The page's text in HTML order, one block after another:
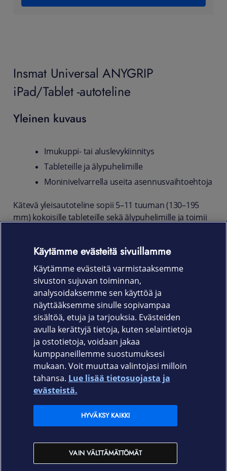
Insmat Universal ANYGRIP
iPad/Tablet -autoteline
Yleinen kuvaus
Imukuppi- tai aluslevykiinnitys
Tableteille ja älypuhelimille
Moninivelvarrella useita asennusvaihtoehtoja
Kätevä yleisautoteline sopii 5–11 tuuman (130–195
mm) kokoisille tableteille sekä älypuhelimille ja toimii
on moninivelvarsi, joka mahdollistaa useita eri
asennusvaihtoehtoja ja takaa sinulle parhaan tavan
katsella ja käyttää tablettiasi tai älypuhelintasi.
Mukana on myös värinää vaimentava "sieni".
Tuotekoodi: 580-7030
Elisa.fi
Elisan myymälät
Käytämme evästeitä sivuillamme
Käytämme evästeitä varmistaaksemme
sivuston sujuvan toiminnan,
analysoidaksemme sen käyttöä ja
näyttääksemme sinulle sopivampaa
sisältöä, etuja ja tarjouksia. Evästeiden
avulla kerättyjä tietoja, kuten selaintietoja
ja ostotietoja, voidaan jakaa
kumppaneillemme suostumuksesi
mukaan. Voit muuttaa valintojasi milloin
tahansa. Lue lisää tietosuojasta ja
evästeistä.
VAIN VÄLTTÄMÄTTÖMÄT
HYVÄKSY KAIKKI